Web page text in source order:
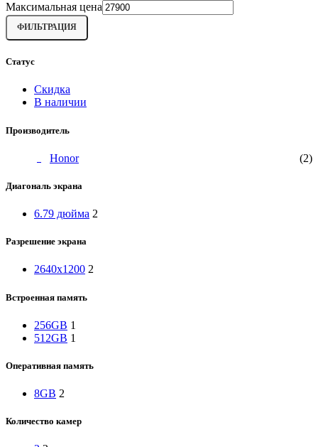
Максимальная цена
ФИЛЬТРАЦИЯ
Статус
Скидка
В наличии
Производитель
Honor (2)
Диагональ экрана
6.79 дюйма 2
Разрешение экрана
2640x1200 2
Встроенная память
256GB 1
512GB 1
Оперативная память
8GB 2
Количество камер